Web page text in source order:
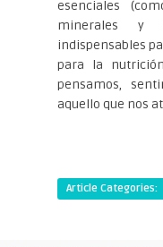
esenciales
minerales y
indispensables
para la
pensamos,
aquello que nos
Article Categories: